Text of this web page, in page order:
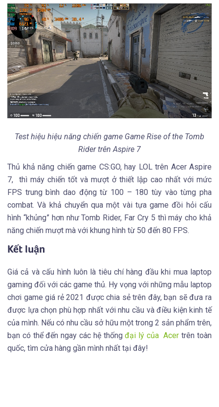
Test hiệu hiệu năng chiến game Game Rise of the Tomb
Rider trên Aspire 7
Thủ khả năng chiến game CS:GO, hay LOL trên Acer Aspire
7, thì máy chiến tốt và mượt ở thiết lập cao nhất với mức
FPS trung bình dao động từ 100 – 180 tùy vào từng pha
combat. Và khả chuyển qua một vài tựa game đồi hỏi cấu
hình “khủng” hơn như Tomb Rider, Far Cry 5 thì máy cho khả
năng chiến mượt mà với khung hình từ 50 đến 80 FPS.
Kết luận
Giá cả và cấu hình luôn là tiêu chí hàng đầu khi mua laptop
gaming đối với các game thủ. Hy vọng với những mẫu laptop
chơi game giá rẻ 2021 được chia sẻ trên đây, bạn sẽ đưa ra
được lựa chọn phù hợp nhất với nhu cầu và điều kiện kinh tế
của mình. Nếu có nhu cầu sở hữu một trong 2 sản phẩm trên,
bạn có thể đến ngay các hệ thốngđại lý của Acer trên toàn
quốc, tìm cửa hàng gần mình nhất tại đây!